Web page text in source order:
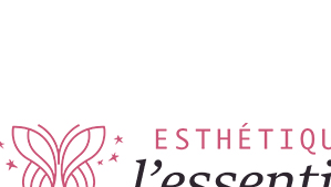
Accueil